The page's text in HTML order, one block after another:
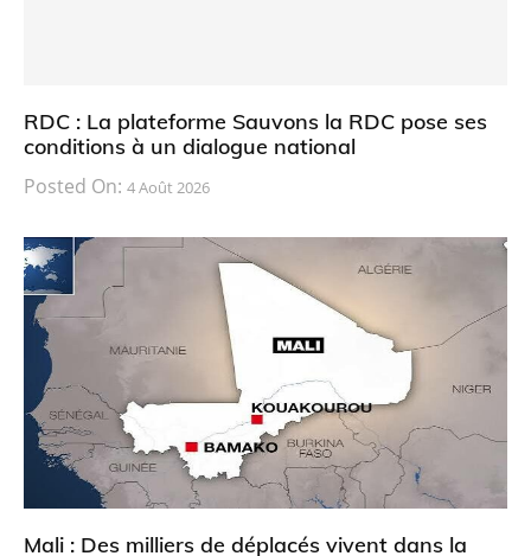
RDC : La plateforme Sauvons la RDC pose ses
conditions à un dialogue national
Posted On: 4 Août 2026
Mali : Des milliers de déplacés vivent dans la